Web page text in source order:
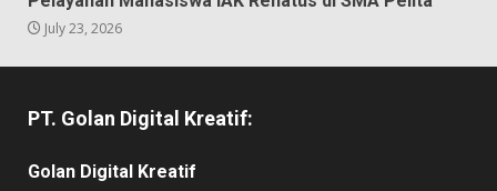
July 23, 2026
PT. Golan Digital Kreatif:
Golan Digital Kreatif